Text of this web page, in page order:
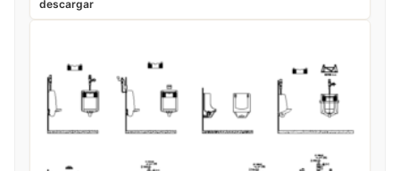
descargar